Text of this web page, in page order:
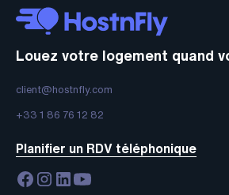
Louez votre logement quand
client@hostnfly.com
+33 1 86 76 12 82
Planifier un RDV téléphonique